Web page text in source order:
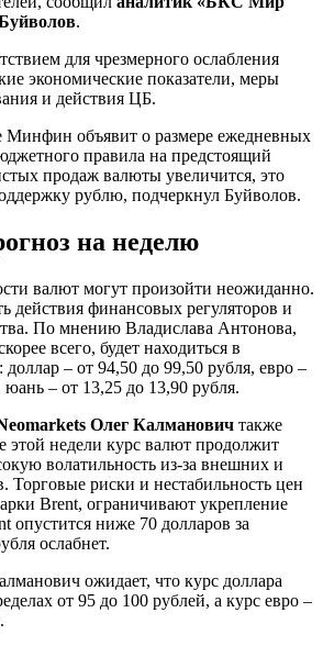
.
для чрезмерного ослабления
экономические показатели, меры
и действия ЦБ.
Минфин объявит о размере ежедневных
правила на предстоящий
продаж валюты увеличится, это
рублю, подчеркнул Буйволов.
на неделю
валют могут произойти неожиданно.
действия финансовых регуляторов и
По мнению Владислава Антонова,
всего, будет находиться в
– от 94,50 до 99,50 рубля, евро –
– от 13,25 до 13,90 рубля.
Олег Калманович также
этой недели курс валют продолжит
волатильность из-за внешних и
Торговые риски и нестабильность цен
Brent, ограничивают укрепление
опустится ниже 70 долларов за
ослабнет.
ожидает, что курс доллара
от 95 до 100 рублей, а курс евро –